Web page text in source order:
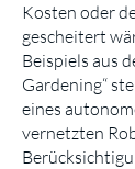
Kosten oder
gescheitert
Beispiels aus
Gardening“
eines
vernetzten